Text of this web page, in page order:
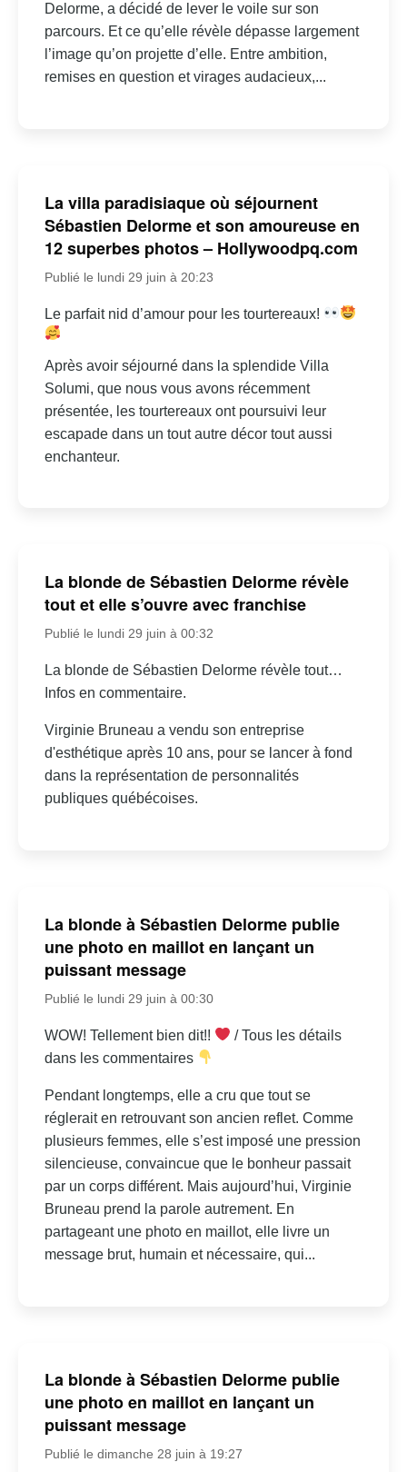
Delorme, a décidé de lever le voile sur son
parcours. Et ce qu’elle révèle dépasse largement
l’image qu’on projette d’elle. Entre ambition,
remises en question et virages audacieux,...
La villa paradisiaque où séjournent
Sébastien Delorme et son amoureuse en
12 superbes photos – Hollywoodpq.com
Publié le lundi 29 juin à 20:23
Le parfait nid d’amour pour les tourtereaux!
Après avoir séjourné dans la splendide Villa
Solumi, que nous vous avons récemment
présentée, les tourtereaux ont poursuivi leur
escapade dans un tout autre décor tout aussi
enchanteur.
La blonde de Sébastien Delorme révèle
tout et elle s’ouvre avec franchise
Publié le lundi 29 juin à 00:32
La blonde de Sébastien Delorme révèle tout…
Infos en commentaire.
Virginie Bruneau a vendu son entreprise
d'esthétique après 10 ans, pour se lancer à fond
dans la représentation de personnalités
publiques québécoises.
La blonde à Sébastien Delorme publie
une photo en maillot en lançant un
puissant message
Publié le lundi 29 juin à 00:30
WOW! Tellement bien dit!!
/ Tous les détails
dans les commentaires
Pendant longtemps, elle a cru que tout se
réglerait en retrouvant son ancien reflet. Comme
plusieurs femmes, elle s’est imposé une pression
silencieuse, convaincue que le bonheur passait
par un corps différent. Mais aujourd’hui, Virginie
Bruneau prend la parole autrement. En
partageant une photo en maillot, elle livre un
message brut, humain et nécessaire, qui...
La blonde à Sébastien Delorme publie
une photo en maillot en lançant un
puissant message
Publié le dimanche 28 juin à 19:27